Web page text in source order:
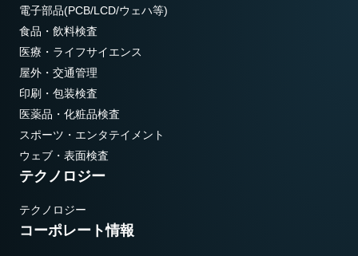
電子部品(PCB/LCD/ウェハ等)
食品・飲料検査
医療・ライフサイエンス
屋外・交通管理
印刷・包装検査
医薬品・化粧品検査
スポーツ・エンタテイメント
ウェブ・表面検査
テクノロジー
テクノロジー
コーポレート情報